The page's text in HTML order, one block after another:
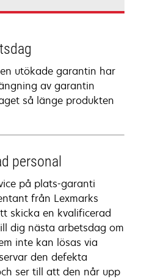
utökade garantin har
av garantin
så länge produkten
personal
på plats-garanti
från Lexmarks
skicka en kvalificerad
dig nästa arbetsdag om
inte kan lösas via
den defekta
ser till att den når upp